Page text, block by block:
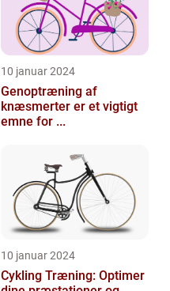
10 januar 2024
Genoptræning af
knæsmerter er et vigtigt
emne for ...
10 januar 2024
Cykling Træning: Optimer